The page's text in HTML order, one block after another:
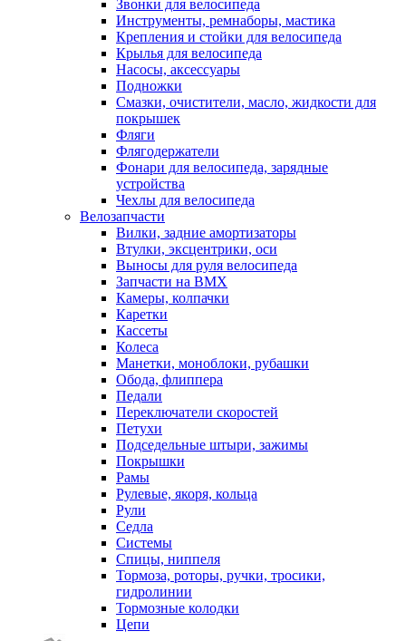
Звонки для велосипеда
Инструменты, ремнаборы, мастика
Крепления и стойки для велосипеда
Крылья для велосипеда
Насосы, аксессуары
Подножки
Смазки, очистители, масло, жидкости для
покрышек
Фляги
Флягодержатели
Фонари для велосипеда, зарядные
устройства
Чехлы для велосипеда
Велозапчасти
Вилки, задние амортизаторы
Втулки, эксцентрики, оси
Выносы для руля велосипеда
Запчасти на BMX
Камеры, колпачки
Каретки
Кассеты
Колеса
Манетки, моноблоки, рубашки
Обода, флиппера
Педали
Переключатели скоростей
Петухи
Подседельные штыри, зажимы
Покрышки
Рамы
Рулевые, якоря, кольца
Рули
Седла
Системы
Спицы, ниппеля
Тормоза, роторы, ручки, тросики,
гидролинии
Тормозные колодки
Цепи